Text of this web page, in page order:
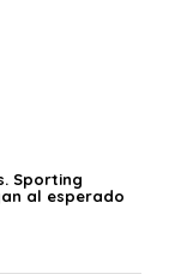
Sporting
al esperado